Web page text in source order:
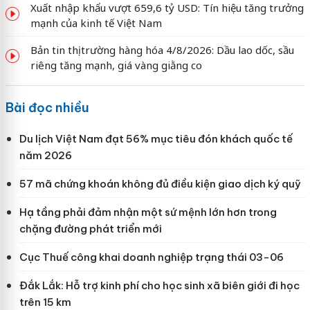
Xuất nhập khẩu vượt 659,6 tỷ USD: Tín hiệu tăng trưởng
mạnh của kinh tế Việt Nam
Bản tin thị trường hàng hóa 4/8/2026: Dầu lao dốc, sầu
riêng tăng mạnh, giá vàng giằng co
Bài đọc nhiều
Du lịch Việt Nam đạt 56% mục tiêu đón khách quốc tế
năm 2026
57 mã chứng khoán không đủ điều kiện giao dịch ký quỹ
Hạ tầng phải đảm nhận một sứ mệnh lớn hơn trong
chặng đường phát triển mới
Cục Thuế công khai doanh nghiệp trạng thái 03-06
Đắk Lắk: Hỗ trợ kinh phí cho học sinh xã biên giới đi học
trên 15 km